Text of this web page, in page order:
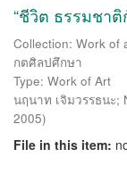
“ชีวิต ธรรมชาติ
Collection: Work of
กตศิลปศึกษา
Type: Work of Art
นฤนาท เจิมวรรธนะ;
2005)
File in this item: